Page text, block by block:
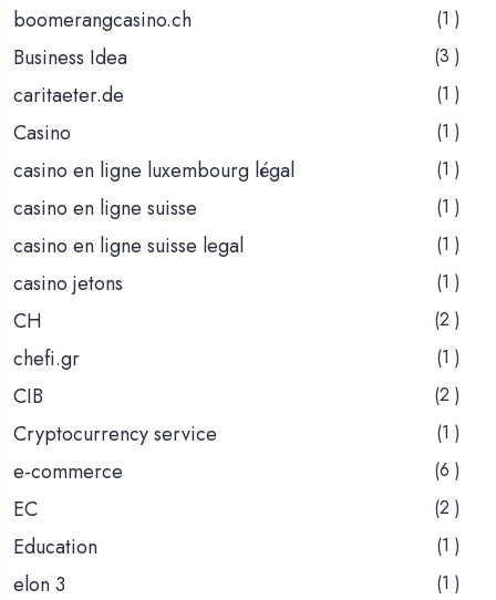
boomerangcasino.ch (1 )
Business Idea (3 )
caritaeter.de (1 )
Casino (1 )
casino en ligne luxembourg légal (1 )
casino en ligne suisse (1 )
casino en ligne suisse legal (1 )
casino jetons (1 )
CH (2 )
chefi.gr (1 )
CIB (2 )
Cryptocurrency service (1 )
e-commerce (6 )
EC (2 )
Education (1 )
elon 3 (1 )